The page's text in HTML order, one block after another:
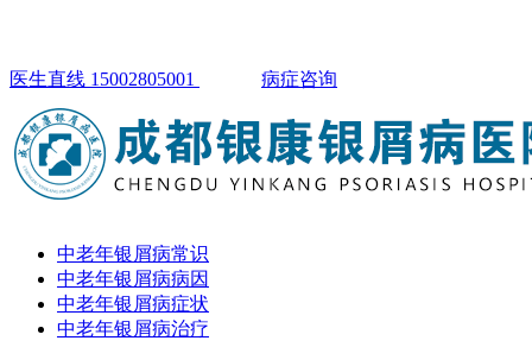
医生直线 15002805001 病症咨询
中老年银屑病常识
中老年银屑病病因
中老年银屑病症状
中老年银屑病治疗